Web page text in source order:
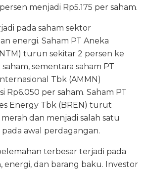
menjadi Rp5.175 per saham.
pada saham sektor
energi. Saham PT Aneka
turun sekitar 2 persen ke
saham, sementara saham PT
Tbk (AMMN)
Rp6.050 per saham. Saham PT
Energy Tbk (BREN) turut
dan menjadi salah satu
awal perdagangan.
terbesar terjadi pada
energi, dan barang baku. Investor